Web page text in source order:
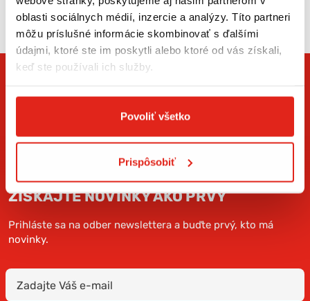
oblasti sociálnych médií, inzercie a analýzy. Títo partneri
môžu príslušné informácie skombinovať s ďalšími
údajmi, ktoré ste im poskytli alebo ktoré od vás získali,
keď ste používali ich služby.
Povoliť všetko
Prispôsobiť
ZÍSKAJTE NOVINKY AKO PRVÝ
Prihláste sa na odber newslettera a buďte prvý, kto má
novinky.